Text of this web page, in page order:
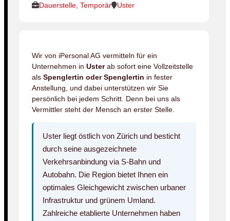
Dauerstelle, Temporär Uster
Wir von iPersonal AG vermitteln für ein
Unternehmen in Usterab sofort eine Vollzeitstelle
als Spenglertin oder Spenglertin in fester
Anstellung, und dabei unterstützen wir Sie
persönlich bei jedem Schritt. Denn bei uns als
Vermittler steht der Mensch an erster Stelle.
Uster liegt östlich von Zürich und besticht
durch seine ausgezeichnete
Verkehrsanbindung via S-Bahn und
Autobahn. Die Region bietet Ihnen ein
optimales Gleichgewicht zwischen urbaner
Infrastruktur und grünem Umland.
Zahlreiche etablierte Unternehmen haben